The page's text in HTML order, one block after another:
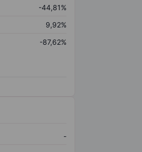
-44,81%
9,92%
-87,62%
-